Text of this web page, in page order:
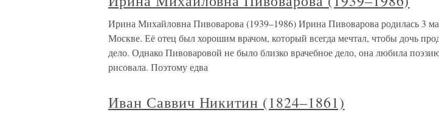
Ирина Михайловна Пивоварова (1939–1986) Ирина Пивоварова родилась 3
Москве. Её отец был хорошим врачом, который всегда мечтал, чтобы дочь
дело. Однако Пивоваровой не было близко врачебное дело, она любила
рисовала. Поэтому едва
Иван Саввич Никитин (1824–1861)